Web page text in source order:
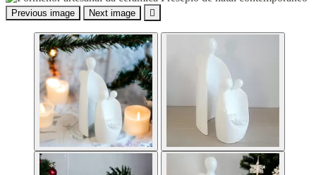
Previous image Next image 